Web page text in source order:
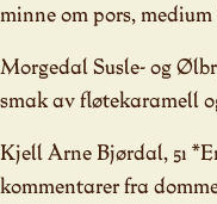
minne om pors,
Morgedal Susle- og
smak av fløtekaramell
Kjell Arne Bjørdal, 51
kommentarer fra